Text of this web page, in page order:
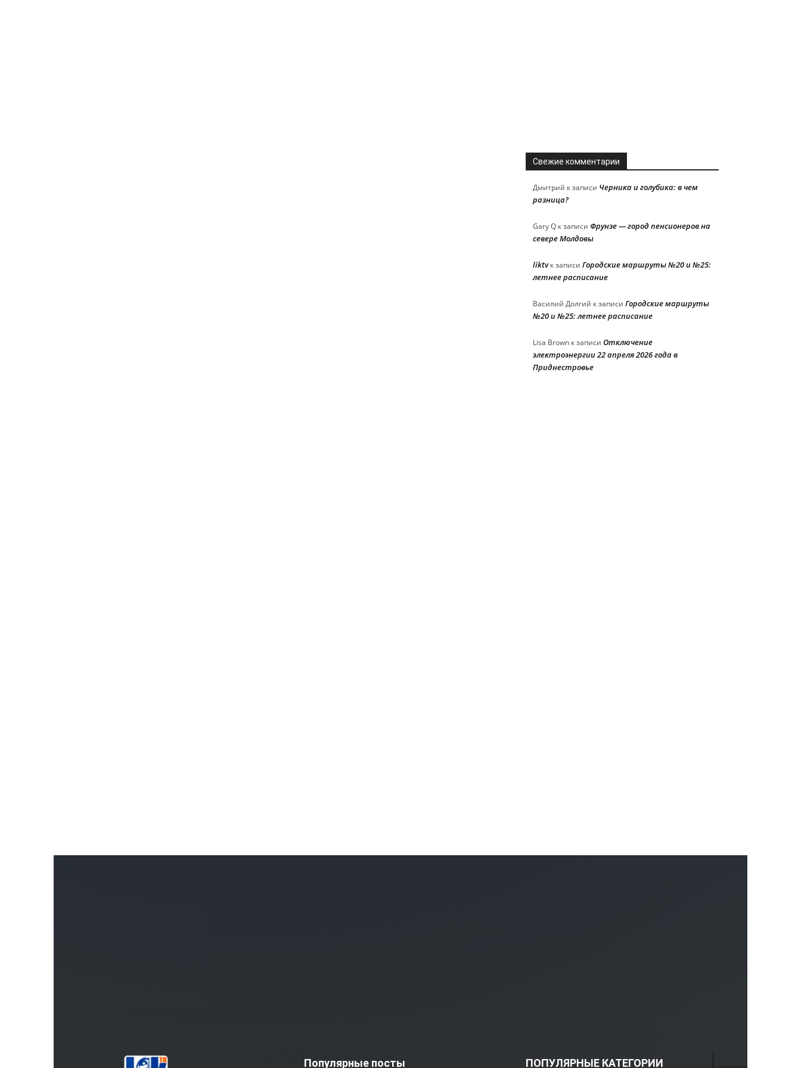
Свежие комментарии
Дмитрий к записи Черника и голубика: в чем
разница?
Gary Q к записи Фрунзе — город пенсионеров на
севере Молдовы
liktvк записи Городские маршруты №20 и №25:
летнее расписание
Василий Долгий к записи Городские маршруты
№20 и №25: летнее расписание
Lisa Brown к записи Отключение
электроэнергии 22 апреля 2026 года в
Приднестровье
Популярные посты ПОПУЛЯРНЫЕ КАТЕГОРИИ